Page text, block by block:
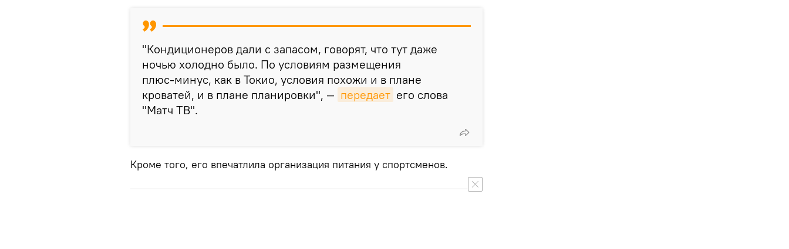
"Кондиционеров дали с запасом, говорят, что тут даже
ночью холодно было. По условиям размещения
плюс‑минус, как в Токио, условия похожи и в плане
кроватей, и в плане планировки", — передает его слова
"Матч ТВ".
Кроме того, его впечатлила организация питания у спортсменов.